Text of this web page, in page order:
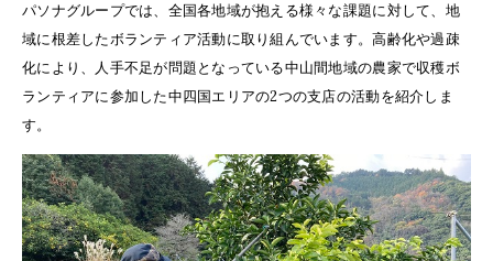
パソナグループでは、全国各地域が抱える様々な課題に対して、地
域に根差したボランティア活動に取り組んでいます。高齢化や過疎
化により、人手不足が問題となっている中山間地域の農家で収穫ボ
ランティアに参加した中四国エリアの2つの支店の活動を紹介しま
す。